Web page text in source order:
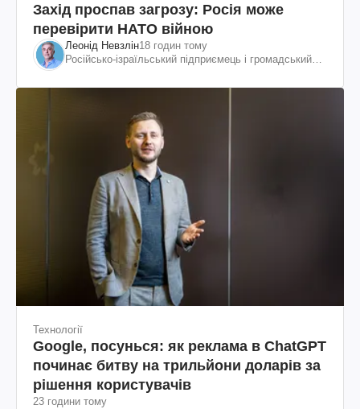
Захід проспав загрозу: Росія може
перевірити НАТО війною
Леонід Невзлін18 годин тому
Російсько-ізраїльський підприємець і громадський
Технології
Google, посунься: як реклама в ChatGPT
починає битву на трильйони доларів за
рішення користувачів
23 години тому